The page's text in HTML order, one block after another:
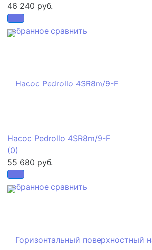
избранное сравнить
46 240 руб.
избранное сравнить
Насос Pedrollo 4SR8m/9-F
(0)
55 680 руб.